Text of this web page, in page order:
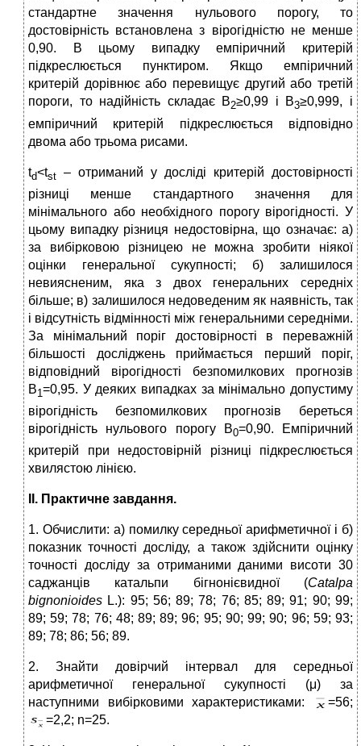
стандартне значення нульового порогу, то
достовірність встановлена з вірогідністю не менше
0,90. В цьому випадку емпіричний критерій
підкреслюється пунктиром. Якщо емпіричний
критерій дорівнює або перевищує другий або третій
пороги, то надійність складає B2≥0,99 і В3≥0,999, і
емпіричний критерій підкреслюється відповідно
двома або трьома рисами.
td<tst – отриманий у досліді критерій достовірності
різниці менше стандартного значення для
мінімального або необхідного порогу вірогідності. У
цьому випадку різниця недостовірна, що означає: а)
за вибірковою різницею не можна зробити ніякої
оцінки генеральної сукупності; б) залишилося
невиясненим, яка з двох генеральних середніх
більше; в) залишилося недоведеним як наявність, так
і відсутність відмінності між генеральними середніми.
За мінімальний поріг достовірності в переважній
більшості досліджень приймається перший поріг,
відповідний вірогідності безпомилкових прогнозів
В1 =0,95. У деяких випадках за мінімально допустиму
вірогідність безпомилкових прогнозів береться
вірогідність нульового порогу В0=0,90. Емпіричний
критерій при недостовірній різниці підкреслюється
хвилястою лінією.
ІІ. Практичне завдання.
1. Обчислити: а) помилку середньої арифметичної і б)
показник точності досліду, а також здійснити оцінку
точності досліду за отриманими даними висоти 30
саджанців катальпи бігнонієвидної (Catalpa
bignonioides L.): 95; 56; 89; 78; 76; 85; 89; 91; 90; 99;
89; 59; 78; 76; 48; 89; 89; 96; 95; 90; 99; 90; 96; 59; 93;
89; 78; 86; 56; 89.
2. Знайти довірчий інтервал для середньої
арифметичної генеральної сукупності (μ) за
наступними вибірковими характеристиками:
=56;
=2,2; n=25.